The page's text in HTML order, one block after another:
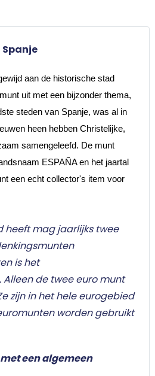
Spanje
aan de historische stad
uit met een bijzonder thema,
steden van Spanje, was al in
heen hebben Christelijke,
samengeleefd. De munt
ESPAÑA en het jaartal
een echt collector's item voor
heeft mag jaarlijks twee
is het
de twee euro munt
zijn in het hele eurogebied
worden gebruikt
een algemeen